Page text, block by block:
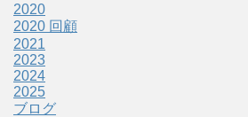
2020
2020 回顧
2021
2023
2024
2025
ブログ